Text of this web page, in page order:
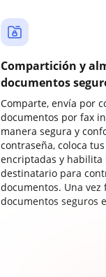
Compartición y
documentos
Comparte, envía por
documentos por fax
manera segura y
contraseña, coloca
encriptadas y habilita
destinatario para
documentos. Una
documentos seguros